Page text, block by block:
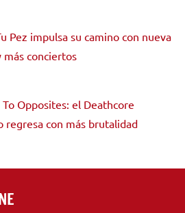
Pez impulsa su camino con nueva
más conciertos
To Opposites: el Deathcore
regresa con más brutalidad